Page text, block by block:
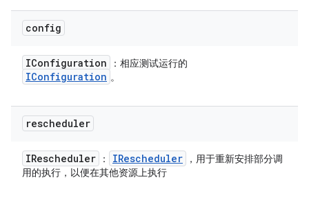
config
IConfiguration ：相应测试运行的
IConfiguration 。
rescheduler
IRescheduler ： IRescheduler
，用于重新安排部分调
用的执行，以便在其他资源上执行